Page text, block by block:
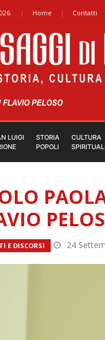
Home Contatti
LUIGI
STORIA
POPOLI
CULTURA
E DISCORSI 24